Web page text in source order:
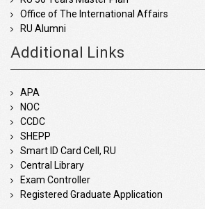
Office of The International Affairs
RU Alumni
Additional Links
APA
NOC
CCDC
SHEPP
Smart ID Card Cell, RU
Central Library
Exam Controller
Registered Graduate Application